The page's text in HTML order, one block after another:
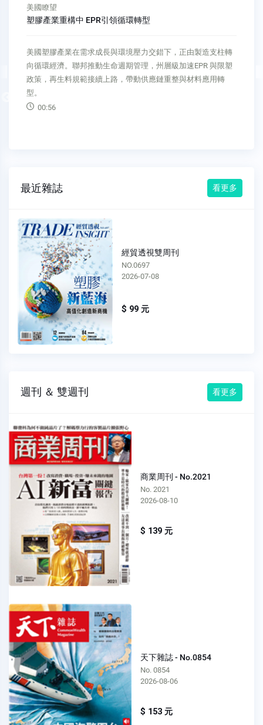
Previous
美國瞭望
塑膠產業重構中 EPR引領循環轉型
美國塑膠產業在需求成長與環境壓力交錯下，正由製造支柱轉
向循環經濟。聯邦推動生命週期管理，州層級加速EPR 與限塑
政策，再生料規範接續上路，帶動供應鏈重整與材料應用轉
型。
00:56
最近雜誌 看更多
經貿透視雙周刊
NO.0697
2026-07-08
$ 99 元
週刊 ＆ 雙週刊 看更多
商業周刊 - No.2021
No. 2021
2026-08-10
$ 139 元
天下雜誌 - No.0854
No. 0854
2026-08-06
$ 153 元